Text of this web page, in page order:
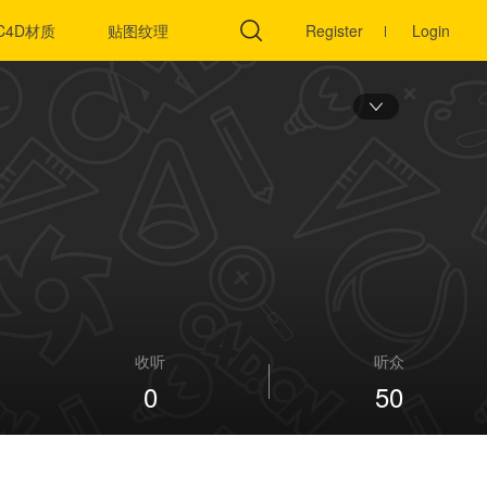
材质 贴图纹理 C4D插件 Register Login
听众
50
收听
0